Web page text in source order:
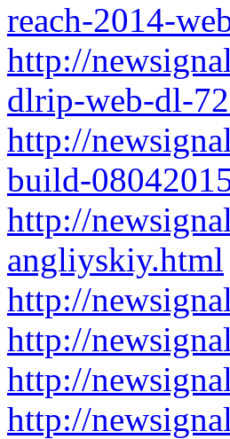
reach-2014-
http://
dlrip-web-dl-
http://
build-
http://
angliyskiy.html
http://
http://
http://
http://